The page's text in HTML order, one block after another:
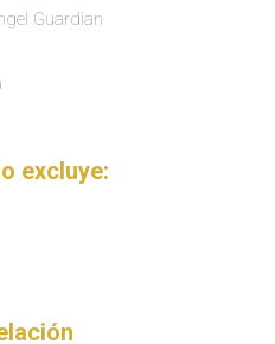
Guardian
excluye: